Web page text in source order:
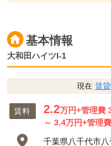
基本情報
大和田ハイツI-1
現在 賃
賃料 2.2万円+管理費
～ 3.4万円+管理
千葉県八千代市